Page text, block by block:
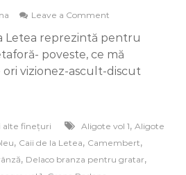
Leave a Comment
de
la
Letea”
-
liberă
și
Letea reprezintă pentru
poveste, ce mă
ori vizionez-ascult-discut
alte finețuri Aligote vol 1, Aligote
, Caii de la Letea, Camembert,
, Delaco branza pentru gratar,